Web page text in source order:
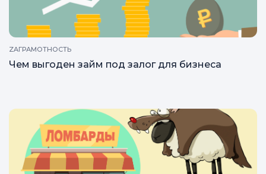
ZAГРАМОТНОСТЬ
Чем выгоден займ под залог для бизнеса